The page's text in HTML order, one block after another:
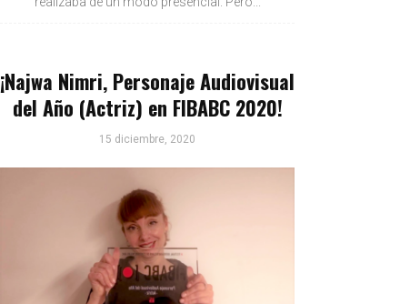
¡Najwa Nimri, Personaje Audiovisual
del Año (Actriz) en FIBABC 2020!
15 diciembre, 2020